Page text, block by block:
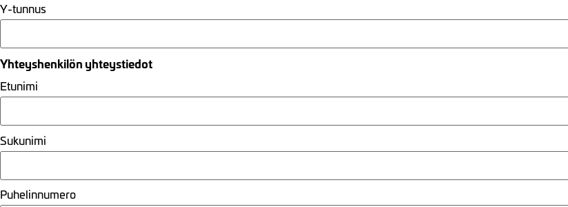
Y-tunnus
Yhteyshenkilön yhteystiedot
Etunimi
Sukunimi
Puhelinnumero